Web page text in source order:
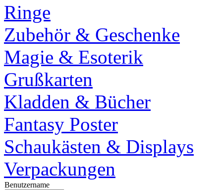
Ringe
Zubehör & Geschenke
Magie & Esoterik
Grußkarten
Kladden & Bücher
Fantasy Poster
Schaukästen & Displays
Verpackungen
Benutzername